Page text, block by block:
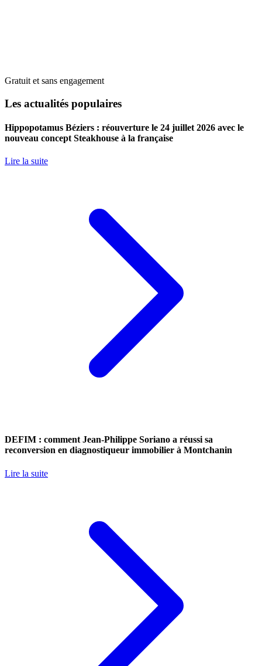
Gratuit et sans engagement
Les actualités populaires
Hippopotamus Béziers : réouverture le 24 juillet 2026 avec le
nouveau concept Steakhouse à la française
Lire la suite
DEFIM : comment Jean-Philippe Soriano a réussi sa
reconversion en diagnostiqueur immobilier à Montchanin
Lire la suite